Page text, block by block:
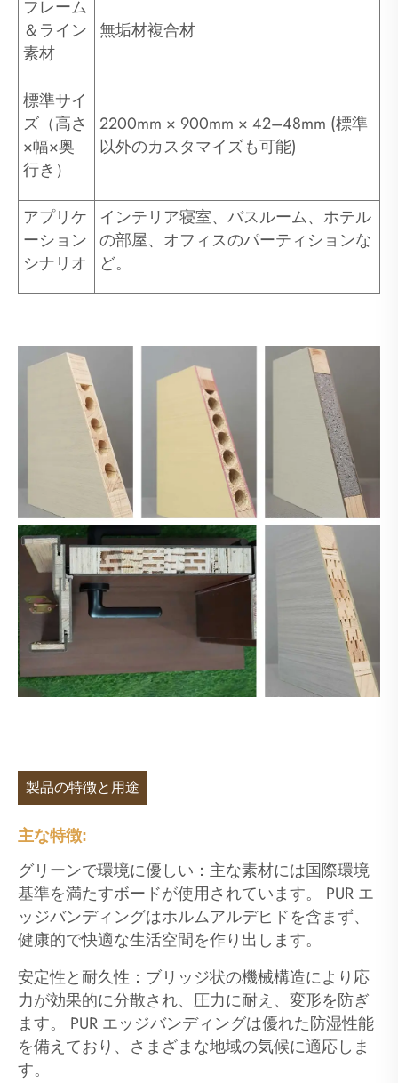
フレーム
＆ライン
素材
無垢材複合材
標準サイ
ズ（高さ
×幅×奥
行き）
2200mm × 900mm × 42–48mm (標準
以外のカスタマイズも可能)
アプリケ
ーション
シナリオ
インテリア寝室、バスルーム、ホテル
の部屋、オフィスのパーティションな
ど。
製品の特徴と用途
主な特徴:
グリーンで環境に優しい：主な素材には国際環境
基準を満たすボードが使用されています。 PUR エ
ッジバンディングはホルムアルデヒドを含まず、
健康的で快適な生活空間を作り出します。
安定性と耐久性：ブリッジ状の機械構造により応
力が効果的に分散され、圧力に耐え、変形を防ぎ
ます。 PUR エッジバンディングは優れた防湿性能
を備えており、さまざまな地域の気候に適応しま
す。